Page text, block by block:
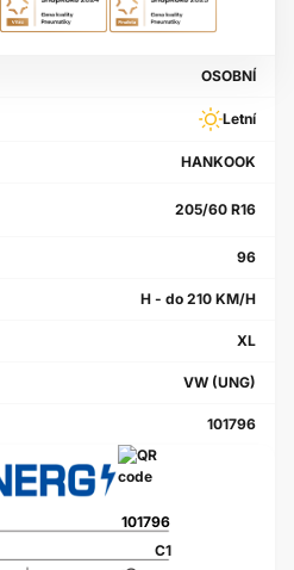
OSOBNÍ
Letní
HANKOOK
205/60 R16
96
H - do 210 KM/H
XL
VW (UNG)
101796
101796
C1